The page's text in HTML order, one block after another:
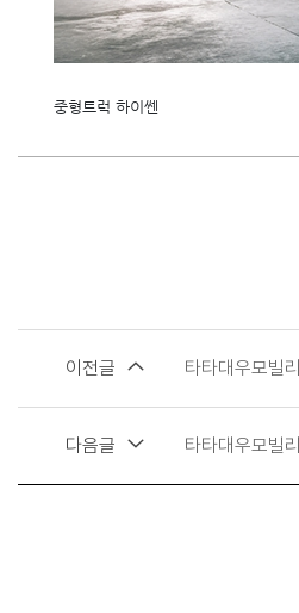
중형트럭 하이쎈
이전글 타타대우모빌
다음글 타타대우모빌